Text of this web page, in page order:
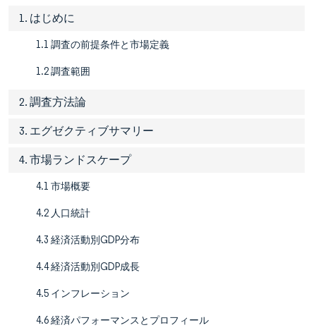
1. はじめに
1.1 調査の前提条件と市場定義
1.2 調査範囲
2. 調査方法論
3. エグゼクティブサマリー
4. 市場ランドスケープ
4.1 市場概要
4.2 人口統計
4.3 経済活動別GDP分布
4.4 経済活動別GDP成長
4.5 インフレーション
4.6 経済パフォーマンスとプロフィール